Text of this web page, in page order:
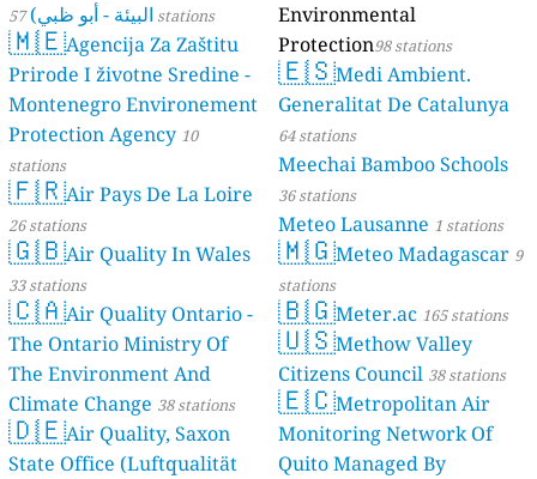
البيئة - أبو ظبي) 57 stations
🇲🇪Agencija Za Zaštitu
Prirode I životne Sredine -
Montenegro Environement
Protection Agency 10
stations
🇫🇷Air Pays De La Loire
26 stations
🇬🇧Air Quality In Wales
33 stations
🇨🇦Air Quality Ontario -
The Ontario Ministry Of
The Environment And
Climate Change 38 stations
🇩🇪Air Quality, Saxon
State Office (Luftqualität
Environmental
Protection98 stations
🇪🇸Medi Ambient.
Generalitat De Catalunya
64 stations
Meechai Bamboo Schools
36 stations
Meteo Lausanne 1 stations
🇲🇬Meteo Madagascar 9
stations
🇧🇬Meter.ac 165 stations
🇺🇸Methow Valley
Citizens Council 38 stations
🇪🇨Metropolitan Air
Monitoring Network Of
Quito Managed By